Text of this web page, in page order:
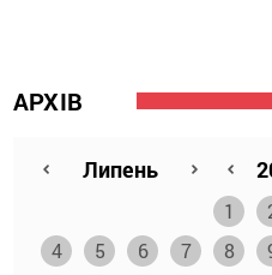
АРХІВ
1
4
5 6 7 8